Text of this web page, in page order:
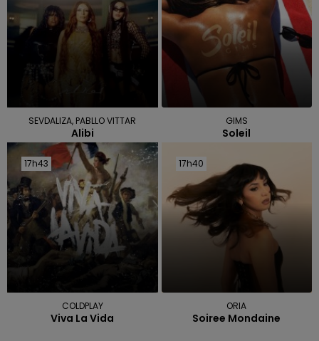
SEVDALIZA, PABLLO VITTAR
Alibi
GIMS
Soleil
17h43
17h43
COLDPLAY
Viva La Vida
17h40
17h40
ORIA
Soiree Mondaine